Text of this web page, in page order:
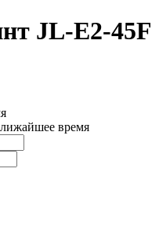
JL-E2-45F
время